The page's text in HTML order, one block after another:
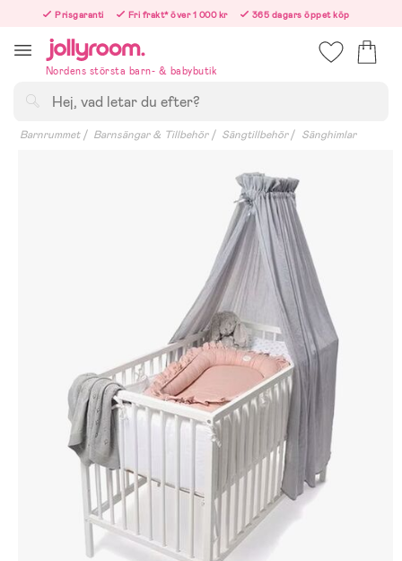
innehållet
Prisgaranti Fri frakt* över 1 000 kr
365 dagars öppet köp
Nordens största barn- & babybutik
Barnrummet Barnsängar & Tillbehör Sängtillbehör Sänghimlar